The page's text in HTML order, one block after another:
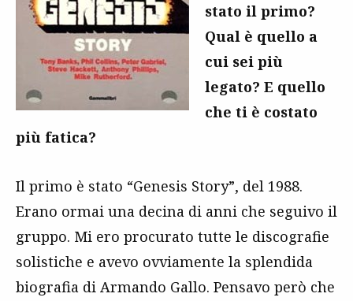
stato il primo?
Qual è quello a
cui sei più
legato? E quello
che ti è costato
più fatica?
Il primo è stato “Genesis Story”, del 1988.
Erano ormai una decina di anni che seguivo il
gruppo. Mi ero procurato tutte le discografie
solistiche e avevo ovviamente la splendida
biografia di Armando Gallo. Pensavo però che